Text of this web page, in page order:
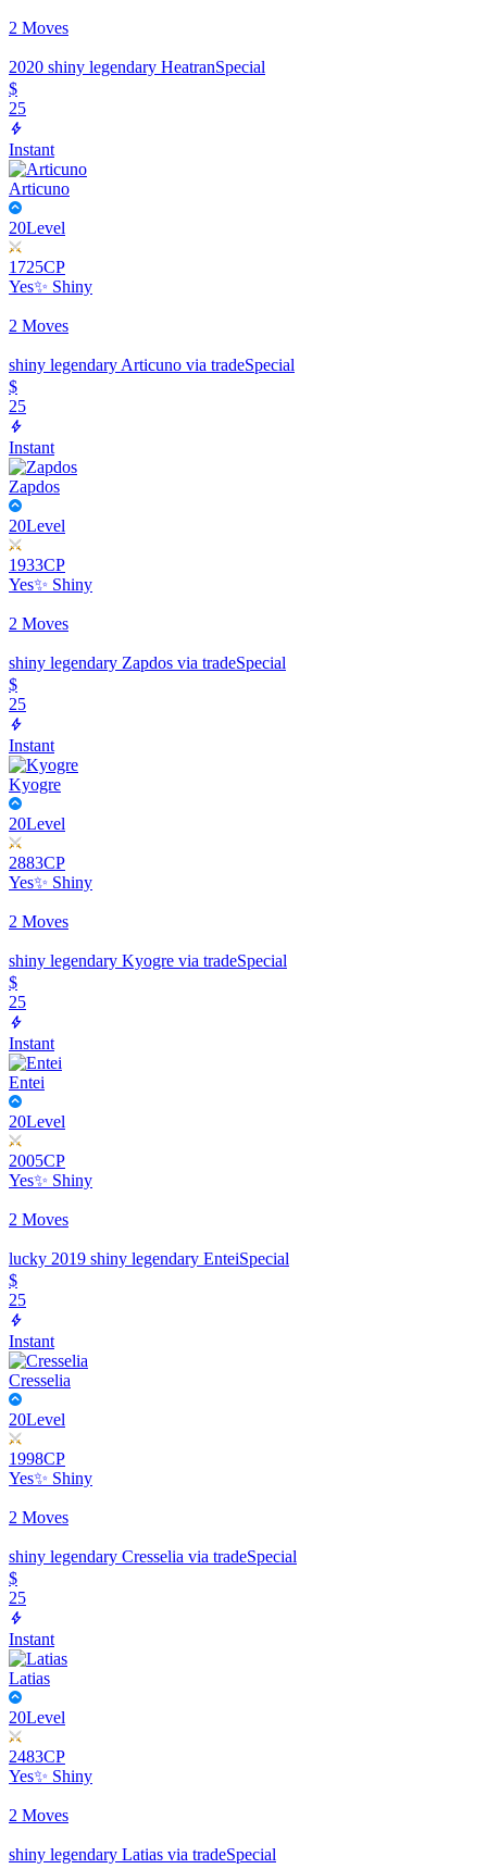
2 Moves
2020 shiny legendary HeatranSpecial
$
25
Instant
Articuno
20Level
1725CP
Yes✨ Shiny
2 Moves
shiny legendary Articuno via tradeSpecial
$
25
Instant
Zapdos
20Level
1933CP
Yes✨ Shiny
2 Moves
shiny legendary Zapdos via tradeSpecial
$
25
Instant
Kyogre
20Level
2883CP
Yes✨ Shiny
2 Moves
shiny legendary Kyogre via tradeSpecial
$
25
Instant
Entei
20Level
2005CP
Yes✨ Shiny
2 Moves
lucky 2019 shiny legendary EnteiSpecial
$
25
Instant
Cresselia
20Level
1998CP
Yes✨ Shiny
2 Moves
shiny legendary Cresselia via tradeSpecial
$
25
Instant
Latias
20Level
2483CP
Yes✨ Shiny
2 Moves
shiny legendary Latias via tradeSpecial